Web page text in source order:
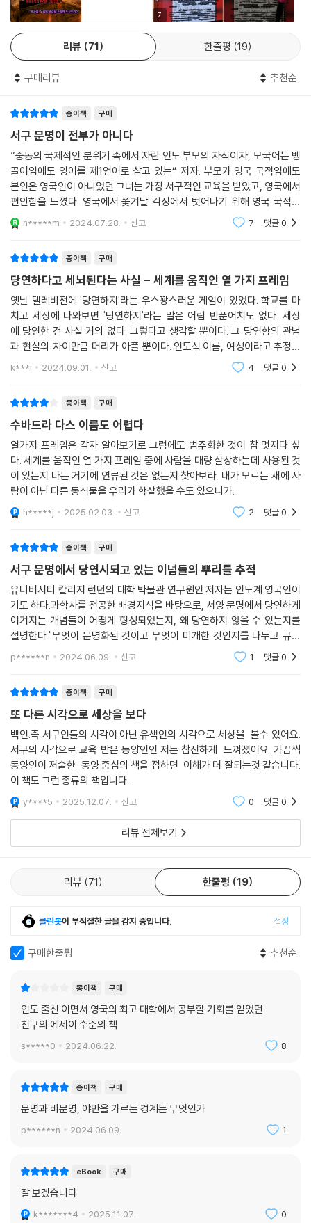
근사하고 당연해 보이는 가치들은 제국주의와 자본주의의 태동과 함께 모
양을 갖추고 발전하며, ‘서양’이 세계를 지배하는 과정의 결정적 도구로 활
다. 이 책은 현대 문명을 지탱하는 열 가지 핵심 가치의 생성 과정을 탐구하
로 나누고, 억압과 착취의 역사를 펼쳤는지 파헤친다.
과학을 독차지한 자들은 누구인가? ‘고전’은 누가 결정하며, 어떻게 제국
주의의 비전이 되었나? 피라미드는 외계인이 지었다는 말에 숨겨진 뜻은?
시간은 왜 우리를 걷잡을 수 없이 조여오는가? 잉카제국의 문자 ‘키푸’가
역사에서 삭제된 이유는 무엇인가? 등의 질문을 던지며 서구 세계가 만든
거대한 억압과 착취의 구조가 역사에, 그리고 우리 머릿속에 얼마나 깊이
각인되어 있는지 밝혀낸다.
지금 우리에겐 다른 세상을 꿈꿀 힘이 있는가?
프레임을 바꾸지 않으면 어떤 역사책을 읽어도 소용이 없다!
대한민국은 일제 식민지 시대로부터 현대사를 시작하여, 해방 이후엔 한국
전쟁을 겪고 남북으로 갈라진 채, 미국으로부터 들어온 서구 문물을 바탕
으로 사회 체계가 형성되었다는 건 주지의 사실이다. 선진 문명이란 명목
으로 수용된 서구 세계의 사상과 가치관은 한국 사회에 뿌리 깊이 박혀 있
근대화 과정에서 서구 세계의 프레임마저 그대로 내면화하여 우리의 정체
성마저 잃어버린 것이 아닌지 질문을 던지며, 이제 프레임에서 완전히 벗
어나 다른 세상을 상상할 수 있는 힘을 되찾자고 제안한다.
어쩌면 이 책을 읽는 건 즐겁기보다는 고난스러운 일인지 모른다. 한 장 한
장 읽어나가며, 한 번도 의심한 적 없이 수용해온 신념들을 바닥부터 뒤집
어엎고 부정해야 하는 과정을 겪을 수도 있다. 하지만 저자는 이것이 권력
의 프레임을 벗어나, 역사를 보는 자신만의 관점을 얻을 수 있는 길이라고
이다.
7
리뷰 71 한줄평 19
구매리뷰 추천순
종이책 구매
서구 문명이 전부가 아니다
”중동의 국제적인 분위기 속에서 자란 인도 부모의 자식이자, 모국어는 벵
골어임에도 영어를 제1언어로 삼고 있는“ 저자. 부모가 영국 국적임에도
본인은 영국인이 아니었던 그녀는 가장 서구적인 교육을 받았고, 영국에서
편안함을 느꼈다. 영국에서 쫓겨날 걱정에서 벗어나기 위해 영국 국적을
취득했지만, 결국은 그녀는 영국의 가치, 아니 서양이 내세워오던 가치를
부정하기 시작
n*****m 2024.07.28. 신고 7 댓글0
종이책 구매
당연하다고 세뇌된다는 사실 - 세계를 움직인 열 가지 프레임
옛날 텔레비전에 '당연하지'라는 우스꽝스러운 게임이 있었다. 학교를 마
치고 세상에 나와보면 '당연하지'라는 말은 어림 반푼어치도 없다. 세상
에 당연한 건 사실 거의 없다. 그렇다고 생각할 뿐이다. 그 당연함의 관념
과 현실의 차이만큼 머리가 아플 뿐이다. 인도식 이름, 여성이라고 추정되
는 작가는 자신의 경험과 온갖 다양한 분야의 주제와 지식을 통해 세상
k***i 2024.09.01. 신고 4 댓글0
종이책 구매
수바드라 다스 이름도 어렵다
열가지 프레임은 각자 알아보기로 그럼에도 범주화한 것이 참 멋지다 싶
다. 세계를 움직인 열 가지 프레임 중에 사람을 대량 살상하는데 사용된 것
이 있는지 나는 거기에 연류된 것은 없는지 찾아보라. 내가 모르는 새에 사
람이 아닌 다른 동식물을 우리가 학살했을 수도 있으니가.
h*****j 2025.02.03. 신고 2 댓글0
종이책 구매
서구 문명에서 당연시되고 있는 이념들의 뿌리를 추적
유니버시티 칼리지 런던의 대학 박물관 연구원인 저자는 인도계 영국인이
기도 하다.과학사를 전공한 배경지식을 바탕으로, 서양 문명에서 당연하게
여겨지는 개념들이 어떻게 형성되었는지, 왜 당연하지 않을 수 있는지를
설명한다."무엇이 문명화된 것이고 무엇이 미개한 것인지를 나누고 규정
하는 프레임은 권력 게임의 승자가 결정한다" 는 게 저자의 시각이다.다만
우리가 물질적, 정
p******n 2024.06.09. 신고 1 댓글0
종이책 구매
또 다른 시각으로 세상을 보다
백인.즉 서구인들의 시각이 아닌 유색인의 시각으로 세상을 볼수 있어요.
서구의 시각으로 교육 받은 동양인인 저는 참신하게 느껴졌어요. 가끔씩
동양인이 저술한 동양 중심의 책을 접하면 이해가 더 잘되는것 같습니다.
이 책도 그런 종류의 책입니다.
y****5 2025.12.07. 신고 0 댓글0
리뷰 전체보기
리뷰 71 한줄평 19
클린봇이 부적절한 글을 감지 중입니다. 설정
구매한줄평 추천순
종이책 구매
인도 출신 이면서 영국의 최고 대학에서 공부할 기회를 얻었던
친구의 에세이 수준의 책
s*****0 2024.06.22. 8
종이책 구매
문명과 비문명, 야만을 가르는 경계는 무엇인가
p******n 2024.06.09. 1
eBook 구매
잘 보겠습니다
k*******4 2025.11.07. 0